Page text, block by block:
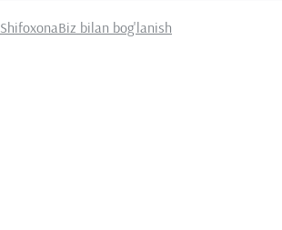
ShifoxonaBiz bilan bog'lanish